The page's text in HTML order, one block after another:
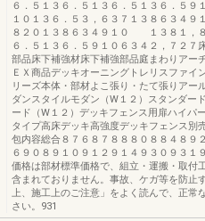
６．５１３６．５１３６．５１３６．５９
１０１３６．５３，６３７１３８６３４
８２０１３８６３４９１０ １３８１，
６．５１３６．５９１０６３４２，７２７
部品床下補強材床下補強部品庭まわりアー
ＥＸ商品デッキオーニングトレリスファイ
リーズ本体・部材よこ張り・たて張りアー
ダンスタイルモダン（W１２）スタンダー
ード（W１２）デッキフェンス用扉ハイパ
タイプ高床デッキ高強度デッキフェンス別
包内容総合８７６８７８８８０８８４８９
６９０８９１０９１２９１４９３０９３１
価格は部材標準価格で、組立・運搬・取付
含まれておりません。事故、ケガ等を防止
上、施工上のご注意」をよく読んで、正常
さい。931